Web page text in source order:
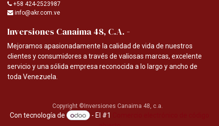
+58 424-2523987
info@akr.com.ve
Inversiones Canaima 48, C.A. -
Mejoramos apasionadamente la calidad de vida de nuestros
clientes y consumidores a través de valiosas marcas, excelente
servicio y una sólida empresa reconocida a lo largo y ancho de
toda Venezuela.
Copyright ©Inversiones Canaima 48, c.a.
Con tecnología de - El #1